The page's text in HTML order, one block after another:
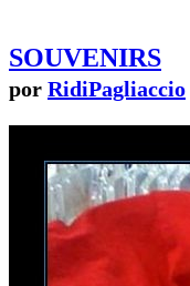
SOUVENIRS
por RidiPagliaccio